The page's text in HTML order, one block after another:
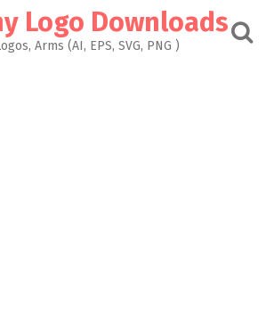
Logo Downloads
Arms (AI, EPS, SVG, PNG )